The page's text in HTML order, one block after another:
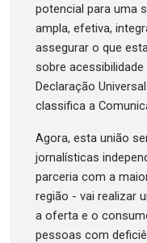
potencial para uma
ampla, efetiva,
assegurar o que
sobre
Declaração
classifica a
Agora, esta união
jornalísticas
parceria com a
região - vai realizar
a oferta e o
pessoas com